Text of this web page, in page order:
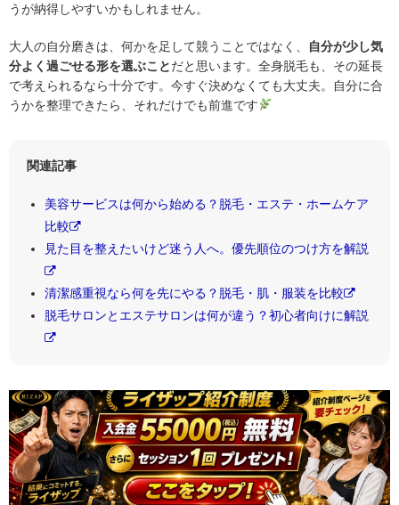
うが納得しやすいかもしれません。
大人の自分磨きは、何かを足して競うことではなく、
自分が少し気
分よく過ごせる形を選ぶことだと思います。全身脱毛も、その延長
で考えられるなら十分です。今すぐ決めなくても大丈夫。自分に合
うかを整理できたら、それだけでも前進です
関連記事
美容サービスは何から始める？脱毛・エステ・ホームケア
比較
見た目を整えたいけど迷う人へ。優先順位のつけ方を解説
清潔感重視なら何を先にやる？脱毛・肌・服装を比較
脱毛サロンとエステサロンは何が違う？初心者向けに解説